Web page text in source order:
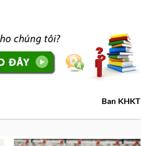
Ban KHKT
Giải pháp dinh dưỡng cho gia cầm
nhiễm cầu trùng